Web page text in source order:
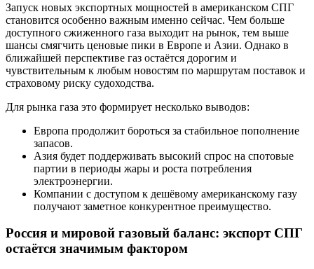
Запуск новых экспортных мощностей в американском СПГ
становится особенно важным именно сейчас. Чем больше
доступного сжиженного газа выходит на рынок, тем выше
шансы смягчить ценовые пики в Европе и Азии. Однако в
ближайшей перспективе газ остаётся дорогим и
чувствительным к любым новостям по маршрутам поставок и
страховому риску судоходства.
Для рынка газа это формирует несколько выводов:
Европа продолжит бороться за стабильное пополнение
запасов.
Азия будет поддерживать высокий спрос на спотовые
партии в периоды жары и роста потребления
электроэнергии.
Компании с доступом к дешёвому американскому газу
получают заметное конкурентное преимущество.
Россия и мировой газовый баланс: экспорт СПГ
остаётся значимым фактором